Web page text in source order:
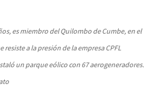
es miembro del Quilombo de Cumbe, en el
a la presión de la empresa CPFL
un parque eólico con 67 aerogeneradores.